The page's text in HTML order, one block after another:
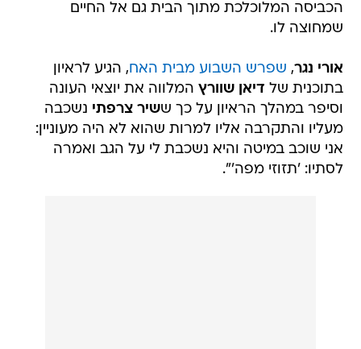
הכביסה המלוכלכת מתוך הבית גם אל החיים
שמחוצה לו.
אורי נגר, שפרש השבוע מבית האח, הגיע לראיון
בתוכנית של דיאן שוורץ המלווה את יוצאי העונה
וסיפר במהלך הראיון על כך ששיר צרפתי נשכבה
מעליו והתקרבה אליו למרות שהוא לא היה מעוניין:
אני שוכב במיטה והיא נשכבת לי על הגב ואמרה
לסתיו: 'תזוזי מפה'".